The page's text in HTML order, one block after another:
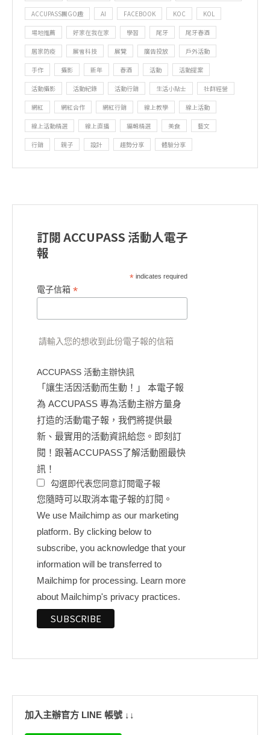
ACCUPASS團GO趣 AI FACEBOOK KOC KOL
場地推薦 好家在我在家 學習 尾牙 尾牙春酒
居家防疫 展會科技 展覽 廣告投放 戶外活動
手作 攝影 新年 春酒 活動 活動提案
活動攝影 活動紀錄 活動行銷 生活小貼士 社群經營
網紅 網紅合作 網紅行銷 線上教學 線上活動
線上活動精選 線上直播 編輯精選 美食 藝文
行銷 親子 設計 趨勢分享 體驗分享
訂閱 ACCUPASS 活動人電子
報
*indicates required
電子信箱 *
請輸入您的想收到此份電子報的信箱
ACCUPASS 活動主辦快訊
「讓生活因活動而生動！」 本電子報
為 ACCUPASS 專為活動主辦方量身
打造的活動電子報，我們將提供最
新、最實用的活動資訊給您。即刻訂
閱！跟著ACCUPASS了解活動圈最快
訊！
勾選即代表您同意訂閱電子報
您隨時可以取消本電子報的訂閱。
We use Mailchimp as our marketing
platform. By clicking below to
subscribe, you acknowledge that your
information will be transferred to
Mailchimp for processing. Learn more
about Mailchimp's privacy practices.
加入主辦官方 LINE 帳號 ↓↓